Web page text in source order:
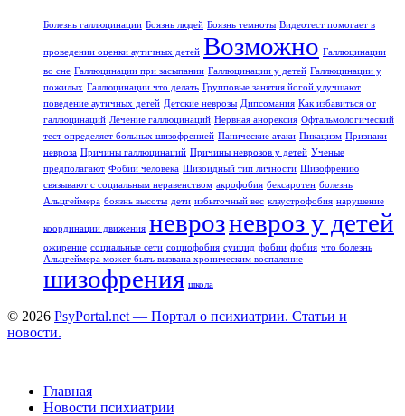
Болезнь галлюцинации Боязнь людей Боязнь темноты Видеотест помогает в
проведении оценки аутичных детей Возможно Галлюцинации
во сне Галлюцинации при засыпании Галлюцинации у детей Галлюцинации у
пожилых Галлюцинации что делать Групповые занятия йогой улучшают
поведение аутичных детей Детские неврозы Дипсомания Как избавиться от
галлюцинаций Лечение галлюцинаций Нервная анорексия Офтальмологический
тест определяет больных шизофренией Панические атаки Пикацизм Признаки
невроза Причины галлюцинаций Причины неврозов у детей Ученые
предполагают Фобии человека Шизоидный тип личности Шизофрению
связывают с социальным неравенством акрофобия бексаротен болезнь
Альцгеймера боязнь высоты дети избыточный вес клаустрофобия нарушение
координации движения неврозневроз у детей
ожирение социальные сети социофобия суицид фобии фобия что болезнь
Альцгеймера может быть вызвана хроническим воспаление
шизофрения школа
© 2026 PsyPortal.net — Портал о психиатрии. Статьи и
новости.
Главная
Новости психиатрии